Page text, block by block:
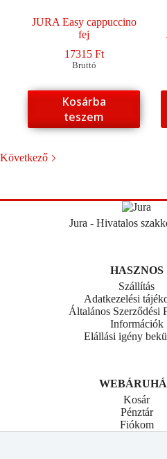
JURA Easy cappuccino
fej
17315 Ft
Bruttó
Kosárba
teszem
Következő
Jura - Hivatalos
HASZNOS
Szállítás
Adatkezelési
Általános Szerződési
Információk
Elállási igény
Kosár
Pénztár
Fiókom